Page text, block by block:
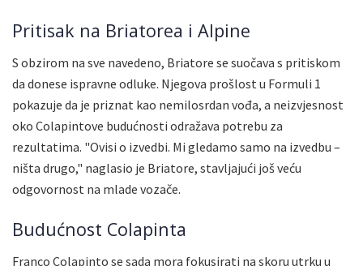
Pritisak na Briatorea i Alpine
S obzirom na sve navedeno, Briatore se suočava s pritiskom
da donese ispravne odluke. Njegova prošlost u Formuli 1
pokazuje da je priznat kao nemilosrdan vođa, a neizvjesnost
oko Colapintove budućnosti odražava potrebu za
rezultatima. "Ovisi o izvedbi. Mi gledamo samo na izvedbu –
ništa drugo," naglasio je Briatore, stavljajući još veću
odgovornost na mlade vozače.
Budućnost Colapinta
Franco Colapinto se sada mora fokusirati na skoru utrku u